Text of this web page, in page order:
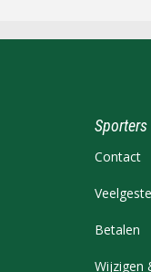
Sporters
Contact
Betalen
Wijzigen